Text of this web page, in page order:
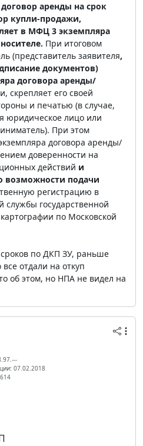
аренды на срок
купли-продажи,
в МФЦ 3 экземпляра
При итоговом
(представитель заявителя,
документов)
договора аренды/
скрепляет его своей
и печатью (в случае,
юридическое лицо или
При этом
договора аренды/
доверенности на
действий и
возможности подачи
регистрацию в
государственной
по Московской
по ДКП ЗУ, раньше
отдали на откуп
об этом, но НПА не видел на
07.02.2018